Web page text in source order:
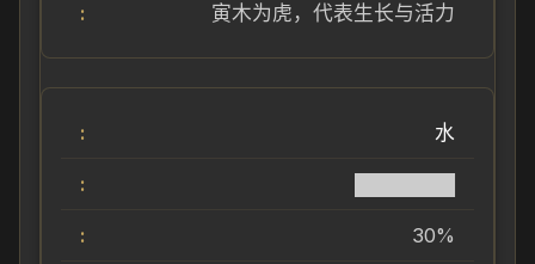
寅木为虎，代表生长与活力
水
30%